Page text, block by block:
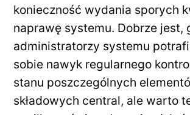
konieczność wydania sporych
naprawę systemu. Dobrze jest,
administratorzy systemu
sobie nawyk regularnego
stanu poszczególnych
składowych central, ale warto